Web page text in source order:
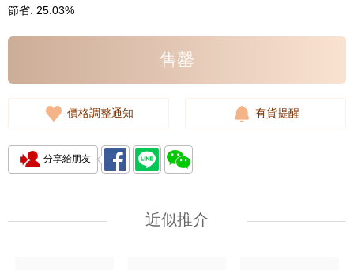
節省: 25.03%
售罄
價格調整通知 有貨提醒
分享給朋友
近似推介